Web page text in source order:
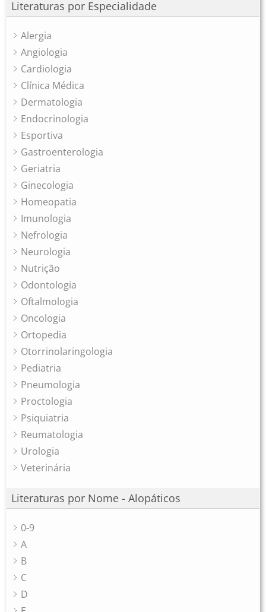
Literaturas por Especialidade
Alergia
Angiologia
Cardiologia
Clínica Médica
Dermatologia
Endocrinologia
Esportiva
Gastroenterologia
Geriatria
Ginecologia
Homeopatia
Imunologia
Nefrologia
Neurologia
Nutrição
Odontologia
Oftalmologia
Oncologia
Ortopedia
Otorrinolaringologia
Pediatria
Pneumologia
Proctologia
Psiquiatria
Reumatologia
Urologia
Veterinária
Literaturas por Nome - Alopáticos
0-9
A
B
C
D